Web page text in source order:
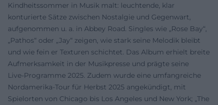
Kindheitssommer in Musik malt: leuchtende, klar
konturierte Sätze zwischen Nostalgie und Gegenwart,
aufgenommen u. a. in Abbey Road. Singles wie „Rose Bay“,
„Pathos“ oder „Jay“ zeigen, wie stark seine Melodik bleibt
und wie fein er Texturen schichtet. Das Album erhielt breite
Aufmerksamkeit in der Musikpresse und prägte seine
Live‑Programme 2025. Zudem wurde eine umfangreiche
Nordamerika‑Tour für Herbst 2025 angekündigt, mit
Spielorten von Chicago bis Los Angeles und New York; „The